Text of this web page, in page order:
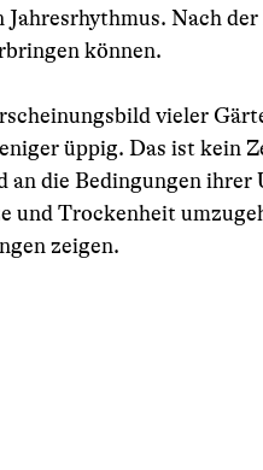
Nach
können.
vieler
üppig. Das ist kein
die Bedingungen ihrer
und Trockenheit
zeigen.